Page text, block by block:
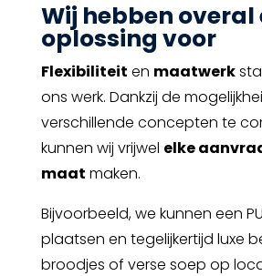
Wij hebben overal
oplossing voor
Flexibiliteit en maatwerk
ons werk. Dankzij de
verschillende concepten te
kunnen wij vrijwel elke
maat maken.
Bijvoorbeeld, we kunnen een
plaatsen en tegelijkertijd luxe
broodjes of verse soep op